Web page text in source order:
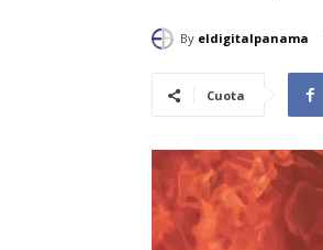
By eldigitalpanama
Cuota